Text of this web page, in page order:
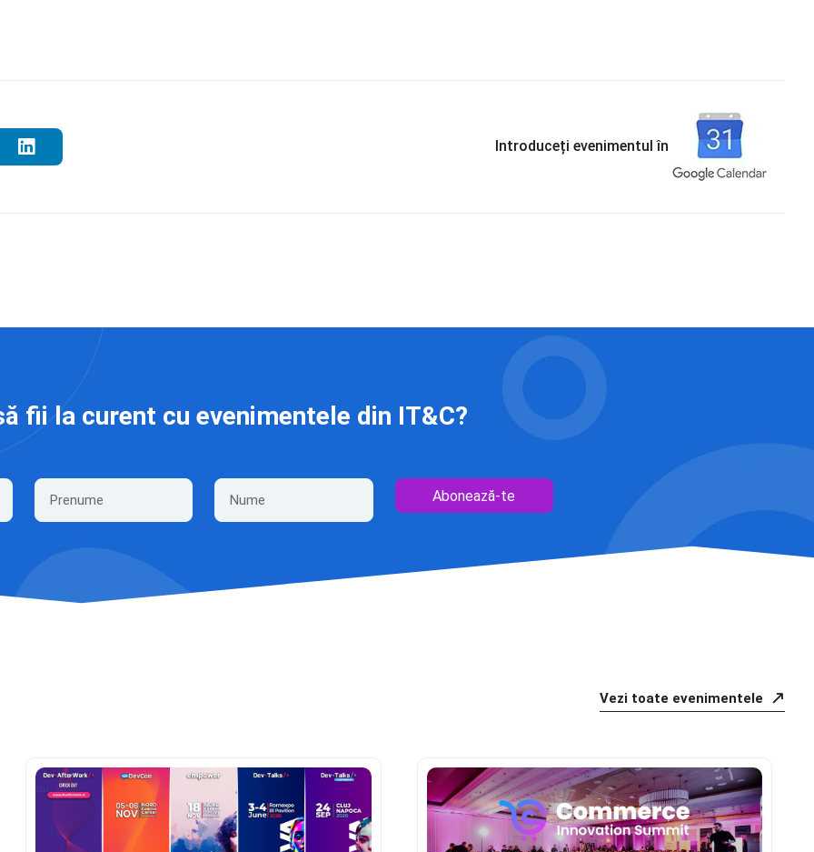
Introduceți evenimentul în
fii la curent cu evenimentele din IT&C?
Abonează-te
Vezi toate evenimentele